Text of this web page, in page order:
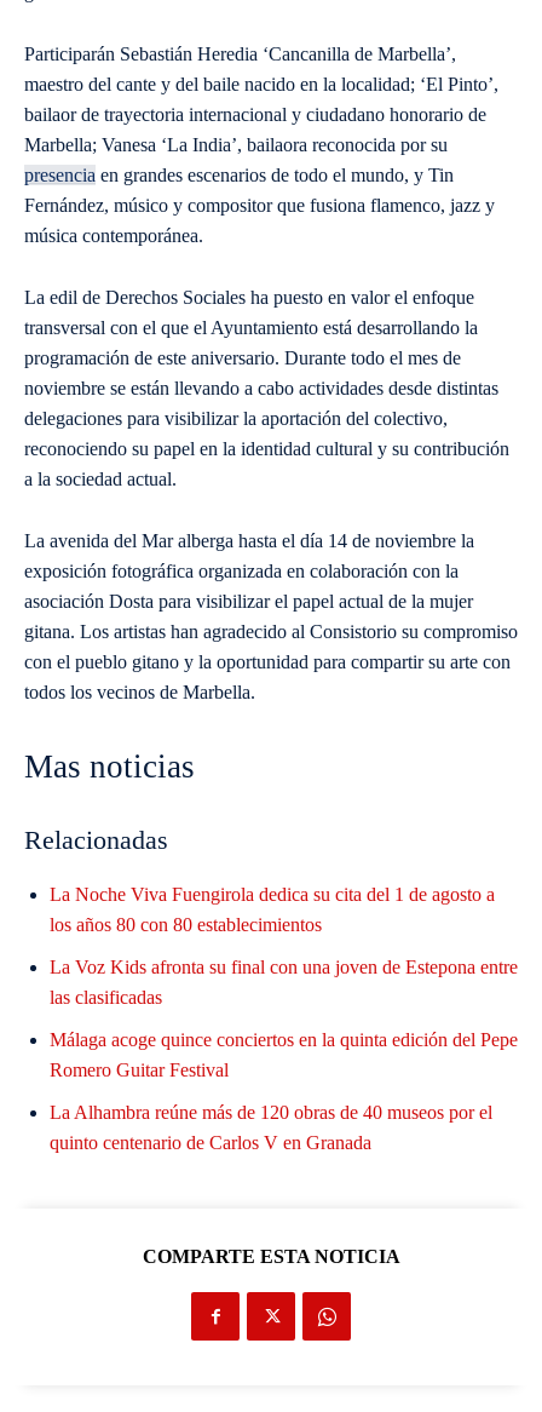
Participarán Sebastián Heredia ‘Cancanilla de Marbella’,
maestro del cante y del baile nacido en la localidad; ‘El Pinto’,
bailaor de trayectoria internacional y ciudadano honorario de
Marbella; Vanesa ‘La India’, bailaora reconocida por su
presencia en grandes escenarios de todo el mundo, y Tin
Fernández, músico y compositor que fusiona flamenco, jazz y
música contemporánea.
La edil de Derechos Sociales ha puesto en valor el enfoque
transversal con el que el Ayuntamiento está desarrollando la
programación de este aniversario. Durante todo el mes de
noviembre se están llevando a cabo actividades desde distintas
delegaciones para visibilizar la aportación del colectivo,
reconociendo su papel en la identidad cultural y su contribución
a la sociedad actual.
La avenida del Mar alberga hasta el día 14 de noviembre la
exposición fotográfica organizada en colaboración con la
asociación Dosta para visibilizar el papel actual de la mujer
gitana. Los artistas han agradecido al Consistorio su compromiso
con el pueblo gitano y la oportunidad para compartir su arte con
todos los vecinos de Marbella.
Mas noticias
Relacionadas
La Noche Viva Fuengirola dedica su cita del 1 de agosto a
los años 80 con 80 establecimientos
La Voz Kids afronta su final con una joven de Estepona entre
las clasificadas
Málaga acoge quince conciertos en la quinta edición del Pepe
Romero Guitar Festival
La Alhambra reúne más de 120 obras de 40 museos por el
quinto centenario de Carlos V en Granada
COMPARTE ESTA NOTICIA